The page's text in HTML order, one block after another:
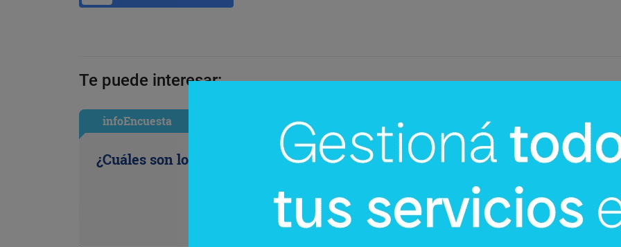
Te puede interesar:
infoEncuesta
¿Cuáles son los antojos de la oficina?
InfoNegocios Miami
SIP Connect 2026 (parte III): ¿cómo
producción? (Long video + Tik Tok
multi cross + eventos)